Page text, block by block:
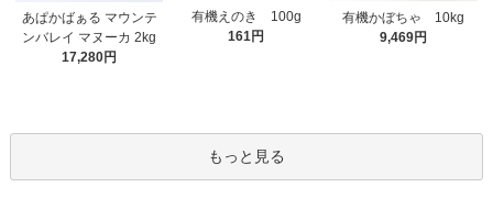
あぱかばぁる マウンテ
ンバレイ マヌーカ 2kg
17,280円
有機えのき 100g
161円
有機かぼちゃ 10kg
9,469円
もっと見る